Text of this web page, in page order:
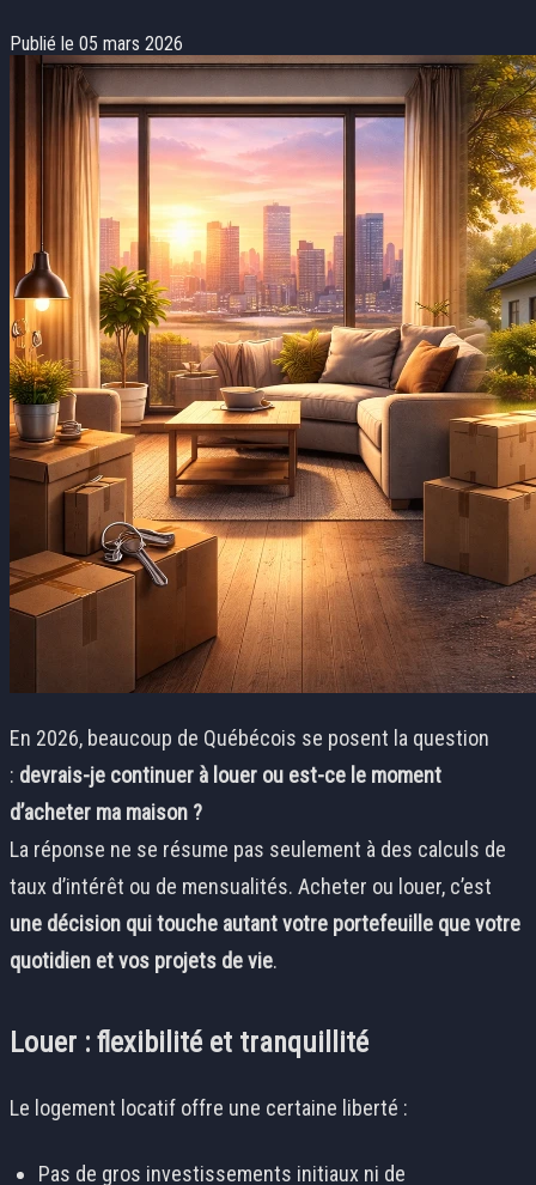
Publié le 05 mars 2026
En 2026, beaucoup de Québécois se posent la question
: devrais-je continuer à louer ou est-ce le moment
d’acheter ma maison ?
La réponse ne se résume pas seulement à des calculs de
taux d’intérêt ou de mensualités. Acheter ou louer, c’est
une décision qui touche autant votre portefeuille que votre
quotidien et vos projets de vie.
Louer : flexibilité et tranquillité
Le logement locatif offre une certaine liberté :
Pas de gros investissements initiaux ni de